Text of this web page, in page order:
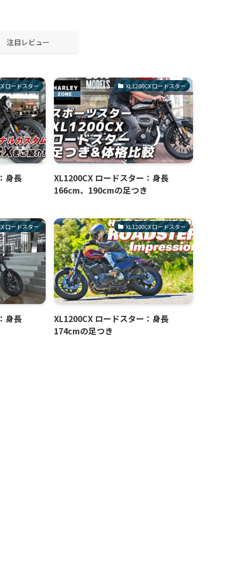
注目レビュー
ロードスター
身長
XL1200CX ロードスター
XL1200CX ロードスター：身長
166cm、190cmの足つき
ロードスター
身長
XL1200CX ロードスター
XL1200CX ロードスター：身長
174cmの足つき